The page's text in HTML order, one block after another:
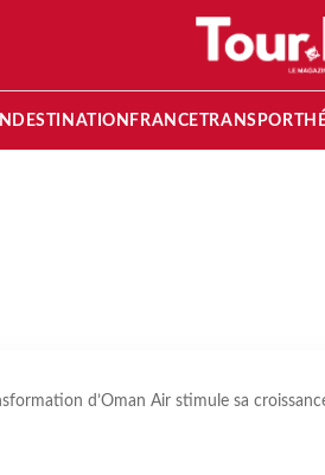
DESTINATION FRANCETRANSPORT
d’Oman Air stimule sa